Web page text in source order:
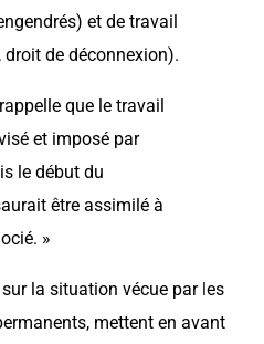
et de travail
de déconnexion).
que le travail
et imposé par
le début du
être assimilé à
»
la situation vécue par les
mettent en avant